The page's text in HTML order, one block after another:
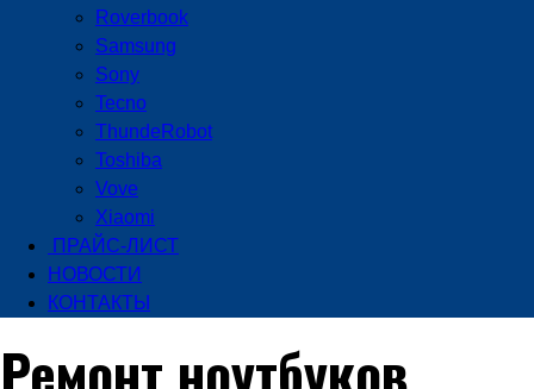
Roverbook
Samsung
Sony
Tecno
ThundeRobot
Toshiba
Vove
Xiaomi
ПРАЙС-ЛИСТ
НОВОСТИ
КОНТАКТЫ
Ремонт ноутбуков